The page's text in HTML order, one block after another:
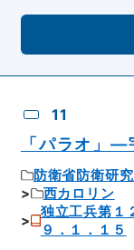
11
「パラオ」
防衛省防衛研
西カロリン
独立工兵第１
９．１．１５